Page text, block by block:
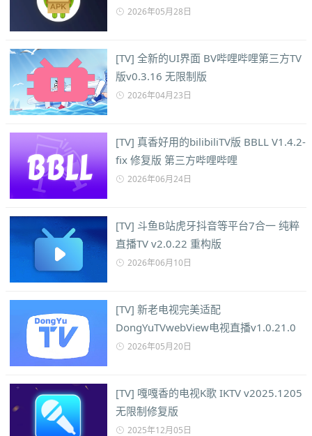
2026年05月28日
[TV] 全新的UI界面 BV哔哩哔哩第三方TV
版v0.3.16 无限制版
2026年04月23日
[TV] 真香好用的bilibiliTV版 BBLL V1.4.2-
fix 修复版 第三方哔哩哔哩
2026年06月24日
[TV] 斗鱼B站虎牙抖音等平台7合一 纯粹
直播TV v2.0.22 重构版
2026年06月10日
[TV] 新老电视完美适配
DongYuTVwebView电视直播v1.0.21.0
2026年05月20日
[TV] 嘎嘎香的电视K歌 IKTV v2025.1205
无限制修复版
2025年12月05日